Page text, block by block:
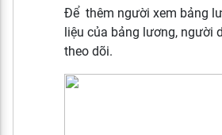
Để thêm người xem bảng
liệu của bảng lương, người
theo dõi.